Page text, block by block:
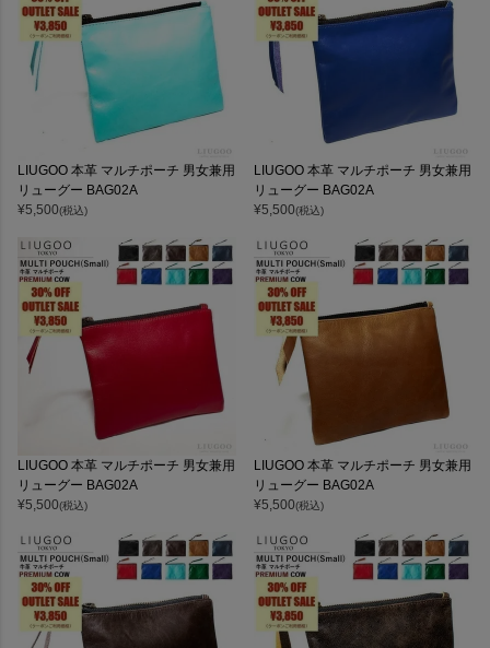
LIUGOO 本革 マルチポーチ 男女兼用
リューグー BAG02A
¥5,500(税込)
LIUGOO 本革 マルチポーチ 男女兼用
リューグー BAG02A
¥5,500(税込)
LIUGOO 本革 マルチポーチ 男女兼用
リューグー BAG02A
¥5,500(税込)
LIUGOO 本革 マルチポーチ 男女兼用
リューグー BAG02A
¥5,500(税込)